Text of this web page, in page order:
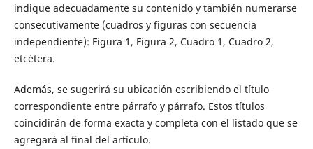
indique adecuadamente su contenido y también numerarse
consecutivamente (cuadros y figuras con secuencia
independiente): Figura 1, Figura 2, Cuadro 1, Cuadro 2,
etcétera.
Además, se sugerirá su ubicación escribiendo el título
correspondiente entre párrafo y párrafo. Estos títulos
coincidirán de forma exacta y completa con el listado que se
agregará al final del artículo.